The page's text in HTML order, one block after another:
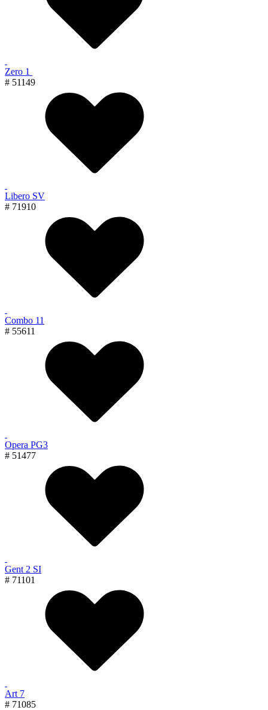
Zero 1
# 51149
Libero SV
# 71910
Combo 11
# 55611
Opera PG3
# 51477
Gent 2 SI
# 71101
Art 7
# 71085